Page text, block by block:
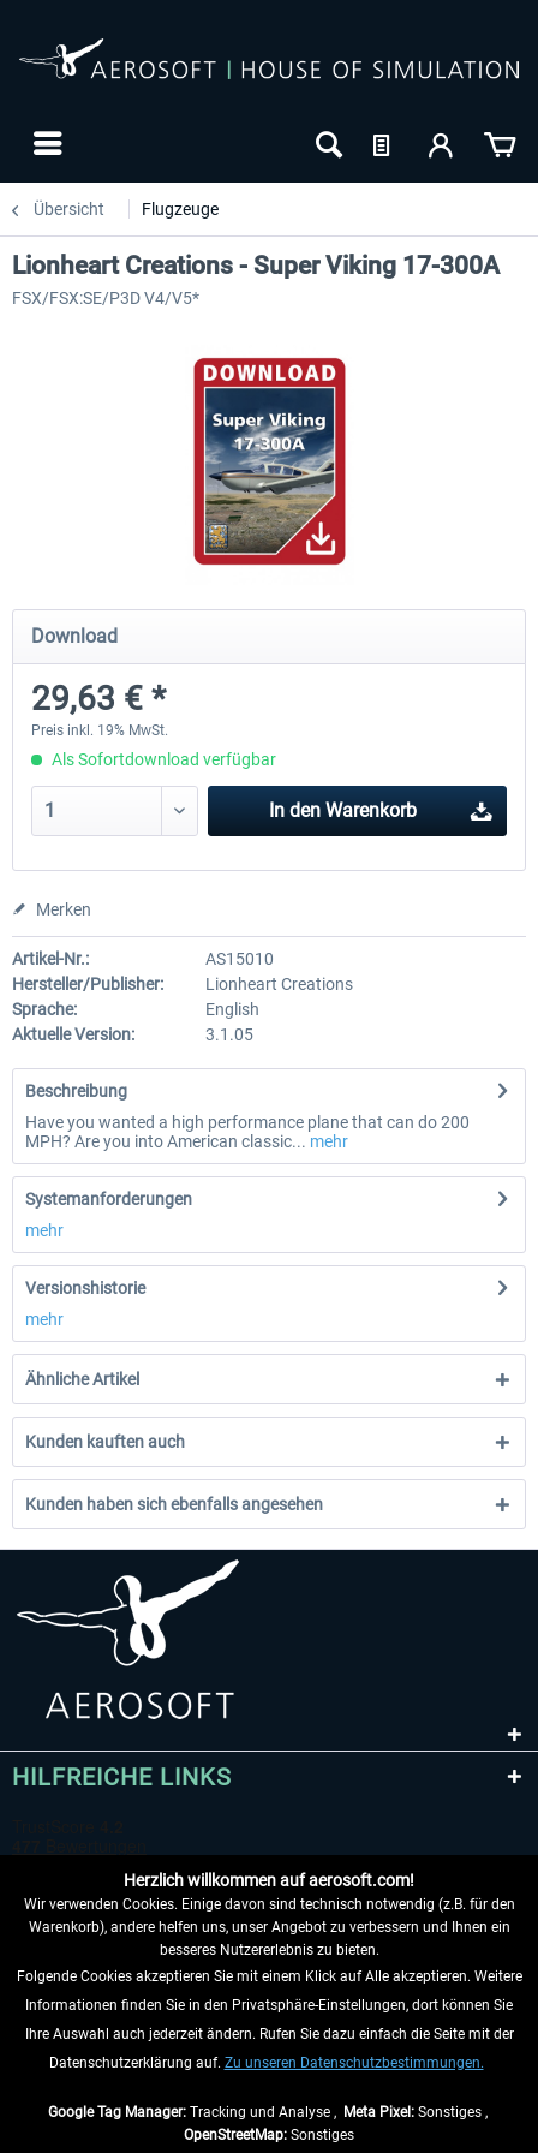
Übersicht Flugzeuge
Airbus Bundle
52,33 € *
Lionheart Creations - Super Viking 17-300A
FSX/FSX:SE/P3D V4/V5*
Download
29,63 € *
Preis inkl. 19% MwSt.
Als Sofortdownload verfügbar
In den Warenkorb
Merken
Artikel-Nr.:
AS15010
Hersteller/Publisher:
Lionheart Creations
Sprache:
English
Aktuelle Version:
3.1.05
Beschreibung
Have you wanted a high performance plane that can do 200
MPH? Are you into American classic... mehr
Systemanforderungen
mehr
Versionshistorie
mehr
Ähnliche Artikel
Kunden kauften auch
Kunden haben sich ebenfalls angesehen
HILFREICHE LINKS
VERTRAG WIDERRUFEN
INFORMATIONEN
Herzlich willkommen auf aerosoft.com!
Wir verwenden Cookies. Einige davon sind technisch notwendig (z.B. für den
Warenkorb), andere helfen uns, unser Angebot zu verbessern und Ihnen ein
besseres Nutzererlebnis zu bieten.
Folgende Cookies akzeptieren Sie mit einem Klick auf Alle akzeptieren. Weitere
Informationen finden Sie in den Privatsphäre-Einstellungen, dort können Sie
Ihre Auswahl auch jederzeit ändern. Rufen Sie dazu einfach die Seite mit der
Datenschutzerklärung auf. Zu unseren Datenschutzbestimmungen.
Google Tag Manager:Tracking und Analyse , Meta Pixel:Sonstiges ,
OpenStreetMap: Sonstiges